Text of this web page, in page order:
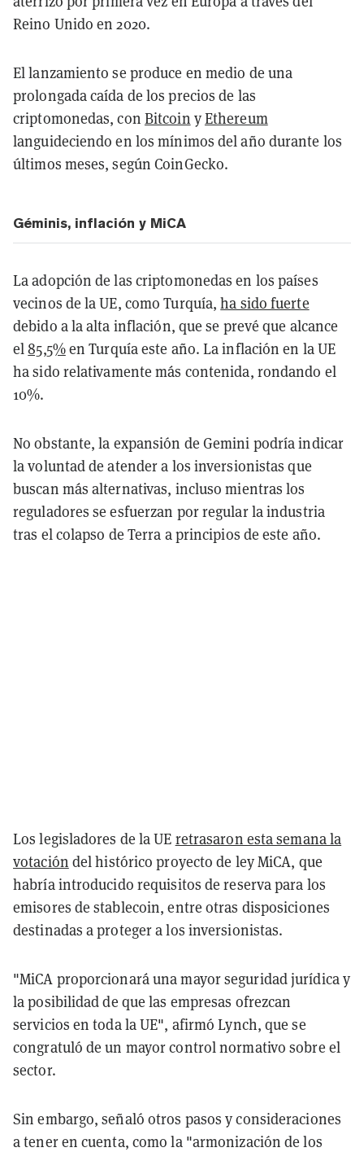
Reino Unido en 2020.
El lanzamiento se produce en medio de una
prolongada caída de los precios de las
criptomonedas, con Bitcoin yEthereum
languideciendo en los mínimos del año durante los
últimos meses, según CoinGecko.
Géminis, inflación y MiCA
La adopción de las criptomonedas en los países
vecinos de la UE, como Turquía,ha sido fuerte
debido a la alta inflación, que se prevé que alcance
el85,5%en Turquía este año. La inflación en la UE
ha sido relativamente más contenida, rondando el
10%.
No obstante, la expansión de Gemini podría indicar
la voluntad de atender a los inversionistas que
buscan más alternativas, incluso mientras los
reguladores se esfuerzan por regular la industria
tras el colapso de Terra a principios de este año.
Los legisladores de la UE retrasaron esta semana la
votación del histórico proyecto de ley MiCA, que
habría introducido requisitos de reserva para los
emisores de stablecoin, entre otras disposiciones
destinadas a proteger a los inversionistas.
"MiCA proporcionará una mayor seguridad jurídica y
la posibilidad de que las empresas ofrezcan
servicios en toda la UE", afirmó Lynch, que se
congratuló de un mayor control normativo sobre el
sector.
Sin embargo, señaló otros pasos y consideraciones
a tener en cuenta, como la "armonización de los